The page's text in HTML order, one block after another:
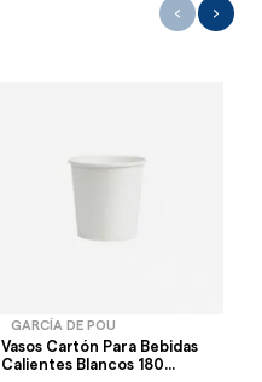
GARCÍA DE POU
Vasos Cartón Para Bebidas
Calientes Blancos 180...
‹ ›